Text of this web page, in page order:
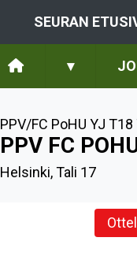
SEURAN
▾
PPV/FC PoHU YJ
PPV FC
Helsinki, Tali 17